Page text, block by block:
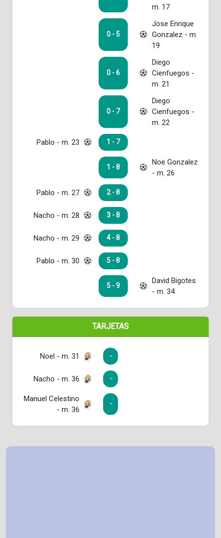
m. 17
0 - 5
Jose Enrique
Gonzalez - m.
19
0 - 6
Diego
Cienfuegos -
m. 21
0 - 7
Diego
Cienfuegos -
m. 22
Pablo - m. 23 1 - 7
1 - 8
Noe Gonzalez
- m. 26
Pablo - m. 27 2 - 8
Nacho - m. 28 3 - 8
Nacho - m. 29 4 - 8
Pablo - m. 30 5 - 8
5 - 9
David Bigotes
- m. 34
TARJETAS
Noel - m. 31 -
Nacho - m. 36 -
Manuel Celestino
- m. 36
-